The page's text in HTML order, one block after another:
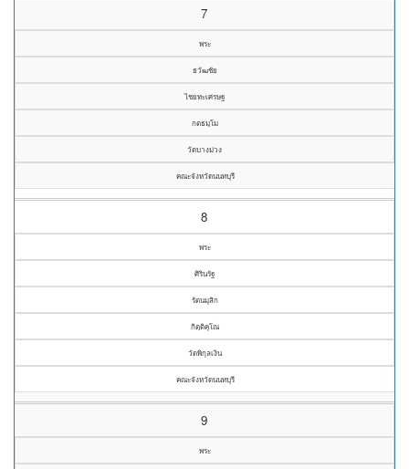
7
พระ
ธวัฒชัย
ไชยทะเศรษฐ
กตธมฺโม
วัดบางม่วง
คณะจังหวัดนนทบุรี
8
พระ
ศิรินรัฐ
รัตนมุสิก
กิตฺติคุโณ
วัดพิกุลเงิน
คณะจังหวัดนนทบุรี
9
พระ